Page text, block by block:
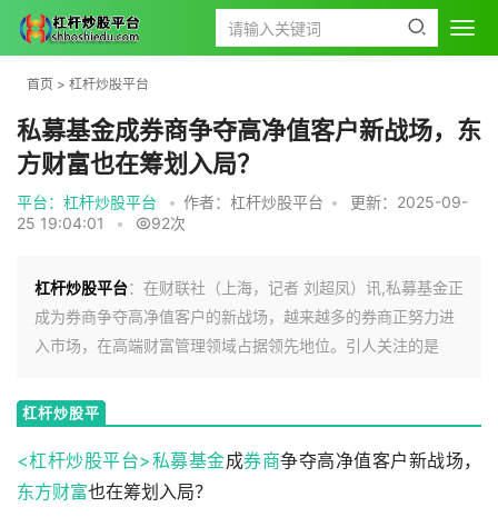
首页 > 杠杆炒股平台
私募基金成券商争夺高净值客户新战场，东
方财富也在筹划入局？
平台：杠杆炒股平台 • 作者：杠杆炒股平台 •
更新：2025-09-
25 19:04:01
• 92次
杠杆炒股平台：在财联社（上海，记者 刘超凤）讯,私募基金正
成为券商争夺高净值客户的新战场，越来越多的券商正努力进
入市场，在高端财富管理领域占据领先地位。引人关注的是
杠杆炒股平
<杠杆炒股平台>私募基金成券商争夺高净值客户新战场，
东方财富也在筹划入局？